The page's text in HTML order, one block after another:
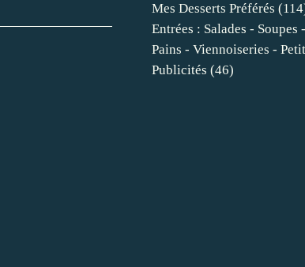
Mes Desserts Préférés
Entrées : Salades - Soupes
Pains - Viennoiseries -
Publicités (46)